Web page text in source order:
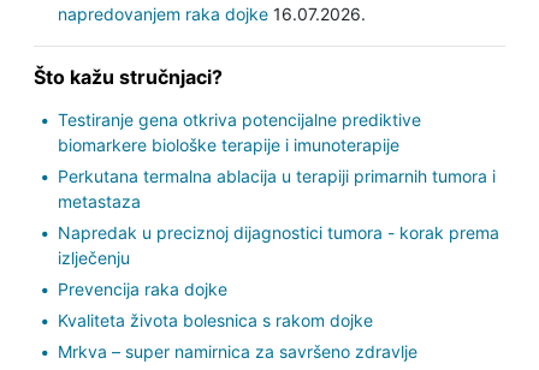
napredovanjem raka dojke16.07.2026.
Što kažu stručnjaci?
Testiranje gena otkriva potencijalne prediktive
biomarkere biološke terapije i imunoterapije
Perkutana termalna ablacija u terapiji primarnih tumora i
metastaza
Napredak u preciznoj dijagnostici tumora - korak prema
izlječenju
Prevencija raka dojke
Kvaliteta života bolesnica s rakom dojke
Mrkva – super namirnica za savršeno zdravlje